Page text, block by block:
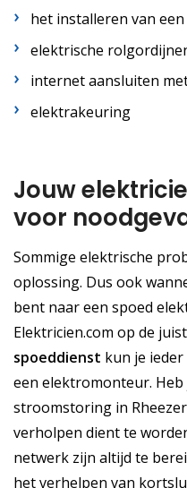
het installeren van
elektrische
internet aansluiten
elektrakeuring
Jouw
voor
Sommige elektrische
oplossing. Dus ook
bent naar een spoed
Elektricien.com op de
spoeddienst kun je
een elektromonteur.
stroomstoring in
verholpen dient te
netwerk zijn altijd te
het verhelpen van